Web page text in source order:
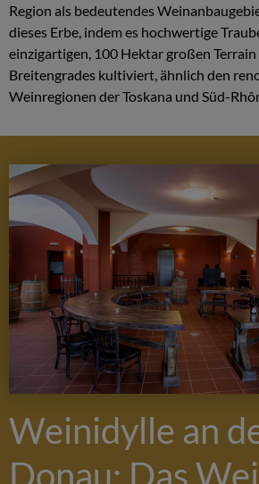
Region als bedeutendes
dieses Erbe, indem es hochwertige
einzigartigen, 100 Hektar großen Terrain
Breitengrades kultiviert, ähnlich den
Weinregionen der Toskana und Süd-
Weinidylle an